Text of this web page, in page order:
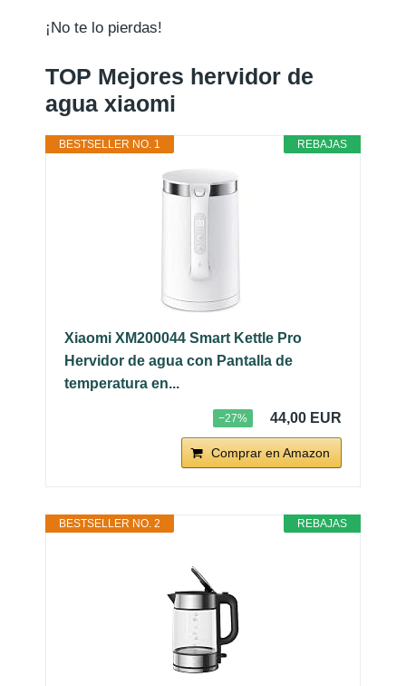
¡No te lo pierdas!
TOP Mejores hervidor de
agua xiaomi
REBAJAS
BESTSELLER NO. 1
Xiaomi XM200044 Smart Kettle Pro
Hervidor de agua con Pantalla de
temperatura en...
−27% 44,00 EUR
Comprar en Amazon
REBAJAS
BESTSELLER NO. 2